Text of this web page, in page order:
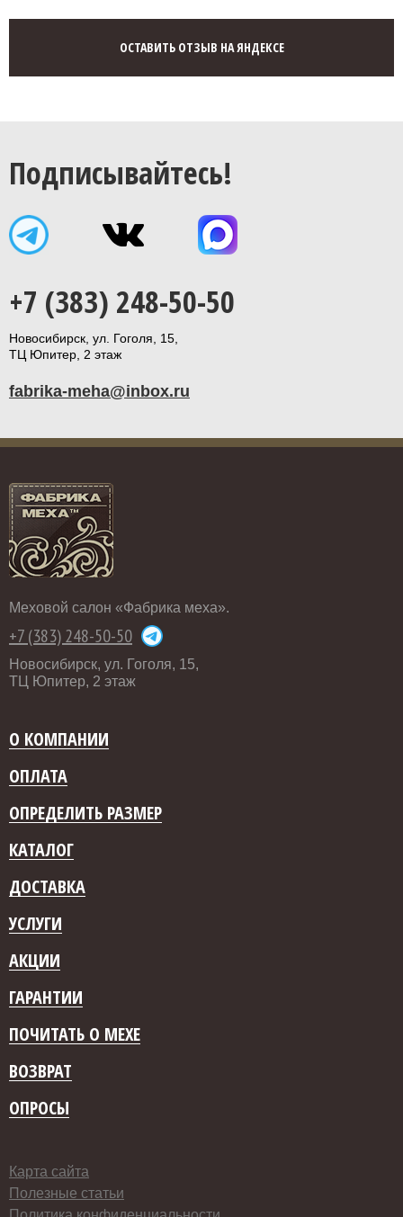
ОСТАВИТЬ ОТЗЫВ НА ЯНДЕКСЕ
Подписывайтесь!
+7 (383) 248-50-50
Новосибирск, ул. Гоголя, 15,
ТЦ Юпитер, 2 этаж
fabrika-meha@inbox.ru
Меховой салон «Фабрика меха».
+7 (383) 248-50-50
Новосибирск, ул. Гоголя, 15,
ТЦ Юпитер, 2 этаж
О КОМПАНИИ
ОПЛАТА
ОПРЕДЕЛИТЬ РАЗМЕР
КАТАЛОГ
ДОСТАВКА
УСЛУГИ
АКЦИИ
ГАРАНТИИ
ПОЧИТАТЬ О МЕХЕ
ВОЗВРАТ
ОПРОСЫ
Карта сайта
Полезные статьи